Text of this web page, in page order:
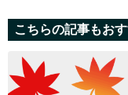
こちらの記事もお